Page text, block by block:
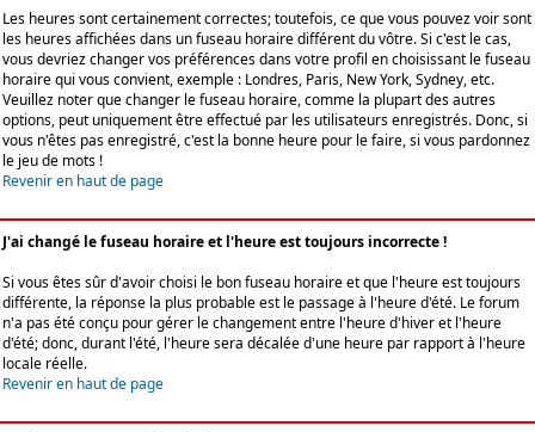
Les heures sont certainement correctes; toutefois, ce que vous pouvez voir sont
les heures affichées dans un fuseau horaire différent du vôtre. Si c'est le cas,
vous devriez changer vos préférences dans votre profil en choisissant le fuseau
horaire qui vous convient, exemple : Londres, Paris, New York, Sydney, etc.
Veuillez noter que changer le fuseau horaire, comme la plupart des autres
options, peut uniquement être effectué par les utilisateurs enregistrés. Donc, si
vous n'êtes pas enregistré, c'est la bonne heure pour le faire, si vous pardonnez
le jeu de mots !
Revenir en haut de page
J'ai changé le fuseau horaire et l'heure est toujours incorrecte !
Si vous êtes sûr d'avoir choisi le bon fuseau horaire et que l'heure est toujours
différente, la réponse la plus probable est le passage à l'heure d'été. Le forum
n'a pas été conçu pour gérer le changement entre l'heure d'hiver et l'heure
d'été; donc, durant l'été, l'heure sera décalée d'une heure par rapport à l'heure
locale réelle.
Revenir en haut de page